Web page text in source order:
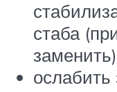
стаба